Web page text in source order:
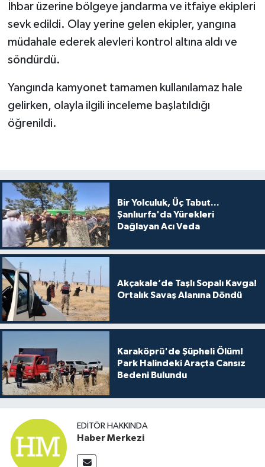
İhbar üzerine bölgeye jandarma ve itfaiye ekipleri
sevk edildi. Olay yerine gelen ekipler, yangına
müdahale ederek alevleri kontrol altına aldı ve
söndürdü.
Yangında kamyonet tamamen kullanılamaz hale
gelirken, olayla ilgili inceleme başlatıldığı
öğrenildi.
Bir Yolculuk, Üç Tabut...
Şanlıurfa'da Yürekleri
Dağlayan Acı Veda
Akçakale’de Taşlı Sopalı Kavga!
Ortalık Savaş Alanına Döndü
Karaköprü'de Şüpheli Ölüm!
Park Halindeki Araçta Cansız
Bedeni Bulundu
EDITÖR HAKKINDA
Haber Merkezi